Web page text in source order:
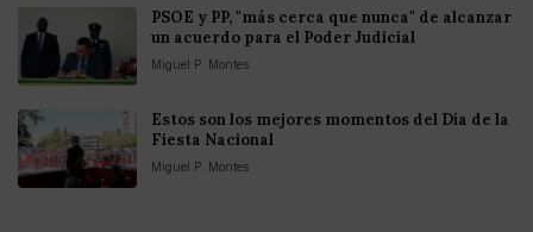
PSOE y PP, "más cerca que nunca" de alcanzar
un acuerdo para el Poder Judicial
Miguel P. Montes
Estos son los mejores momentos del Día de la
Fiesta Nacional
Miguel P. Montes